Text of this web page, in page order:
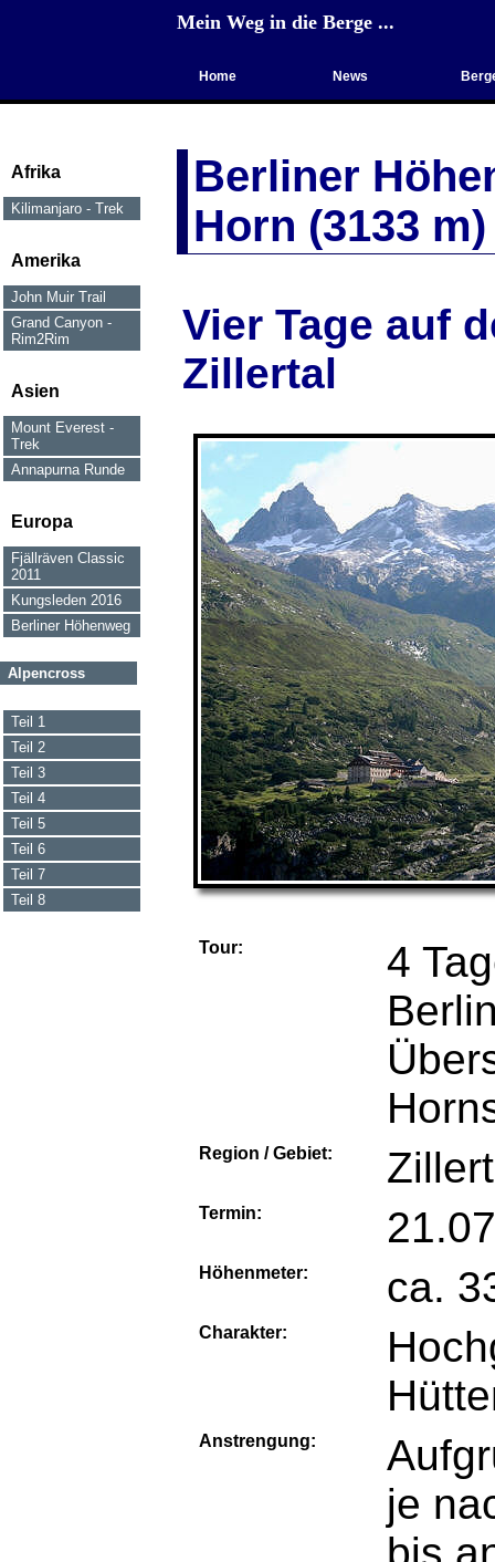
Mein Weg in die Berge ...
Home News
Afrika
Kilimanjaro - Trek
Amerika
John Muir Trail
Grand Canyon -
Rim2Rim
Asien
Mount Everest -
Trek
Annapurna Runde
Europa
Fjällräven Classic
2011
Kungsleden 2016
Berliner Höhenweg
Alpencross
Teil 1
Teil 2
Teil 3
Teil 4
Teil 5
Teil 6
Teil 7
Teil 8
Berliner
Horn (3133 m)
Vier Tage auf
Zillertal
Tour:
4
Region / Gebiet:
Termin:
Höhenmeter: ca.
Charakter:
Anstrengung:
je